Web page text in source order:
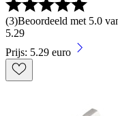
(3)Beoordeeld met 5.0
5.29
Prijs: 5.29 euro